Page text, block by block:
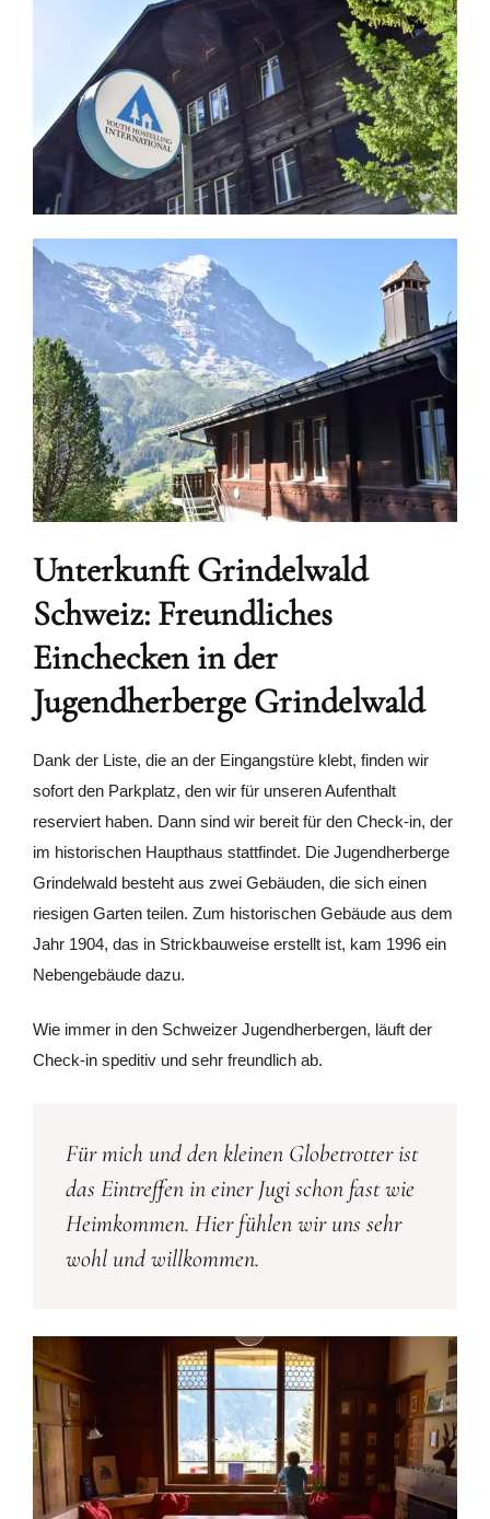
Unterkunft Grindelwald
Schweiz: Freundliches
Einchecken in der
Jugendherberge Grindelwald
Dank der Liste, die an der Eingangstüre klebt, finden wir
sofort den Parkplatz, den wir für unseren Aufenthalt
reserviert haben. Dann sind wir bereit für den Check-in, der
im historischen Haupthaus stattfindet. Die Jugendherberge
Grindelwald besteht aus zwei Gebäuden, die sich einen
riesigen Garten teilen. Zum historischen Gebäude aus dem
Jahr 1904, das in Strickbauweise erstellt ist, kam 1996 ein
Nebengebäude dazu.
Wie immer in den Schweizer Jugendherbergen, läuft der
Check-in speditiv und sehr freundlich ab.
Für mich und den kleinen Globetrotter ist
das Eintreffen in einer Jugi schon fast wie
Heimkommen. Hier fühlen wir uns sehr
wohl und willkommen.